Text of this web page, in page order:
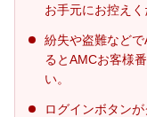
お手元にお控えく
紛失や盗難など
るとAMCお客様
い。
ログインボタン